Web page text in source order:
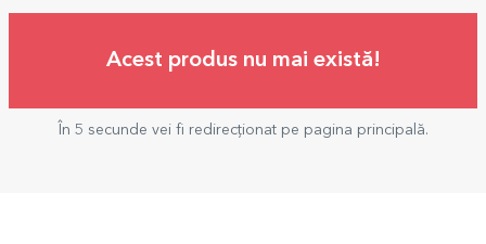
Acest produs nu mai există!
În 5 secunde vei fi redirecționat pe pagina principală.